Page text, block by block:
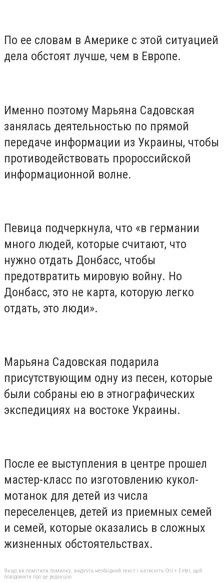
По ее словам в Америке с этой ситуацией
дела обстоят лучше, чем в Европе.
Именно поэтому Марьяна Садовская
занялась деятельностью по прямой
передаче информации из Украины, чтобы
противодействовать пророссийской
информационной волне.
Певица подчеркнула, что «в германии
много людей, которые считают, что
нужно отдать Донбасс, чтобы
предотвратить мировую войну. Но
Донбасс, это не карта, которую легко
отдать, это люди».
Марьяна Садовская подарила
присутствующим одну из песен, которые
были собраны ею в этнографических
экспедициях на востоке Украины.
После ее выступления в центре прошел
мастер-класс по изготовлению кукол-
мотанок для детей из числа
переселенцев, детей из приемных семей
и семей, которые оказались в сложных
жизненных обстоятельствах.
Якщо ви помітили помилку, виділіть необхідний текст і натисніть Ctrl + Enter, щоб
повідомити про це редакцію